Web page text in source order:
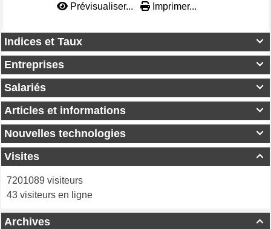

Indices et Taux

Entreprises

Salariés

Articles et informations

Nouvelles technologies

Visites
7201089 visiteurs
43 visiteurs en ligne
Prévisualiser... Imprimer...

Archives